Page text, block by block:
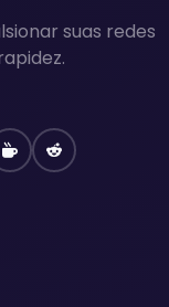
suas redes